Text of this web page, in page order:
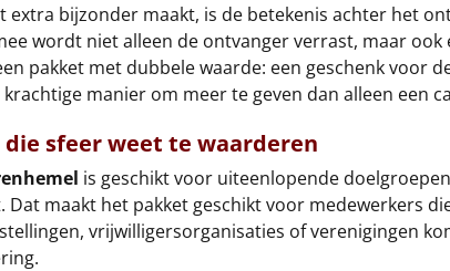
extra bijzonder maakt, is de betekenis achter het
wordt niet alleen de ontvanger verrast, maar
pakket met dubbele waarde: een geschenk voor
manier om meer te geven dan alleen een
sfeer weet te waarderen
is geschikt voor uiteenlopende
Dat maakt het pakket geschikt voor medewerkers
vrijwilligersorganisaties of verenigingen